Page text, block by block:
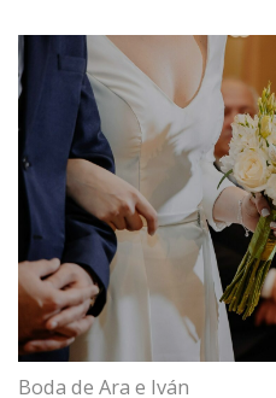
Boda de Ara e Iván